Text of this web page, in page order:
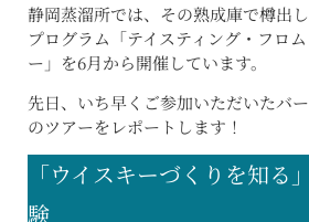
静岡蒸溜所では、その熟成庫で樽出
プログラム「テイスティング・フロ
ー」を6月から開催しています。
先日、いち早くご参加いただいたバ
のツアーをレポートします！
「ウイスキーづくりを知る
験